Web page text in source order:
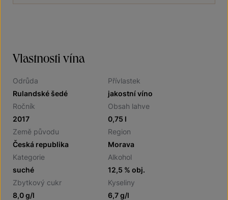
Vlastnosti vína
Odrůda
Rulandské šedé
Přívlastek
jakostní víno
Ročník
2017
Obsah lahve
0,75 l
Země původu
Česká republika
Region
Morava
Kategorie
suché
Alkohol
12,5 % obj.
Zbytkový cukr
8,0 g/l
Kyseliny
6,7 g/l